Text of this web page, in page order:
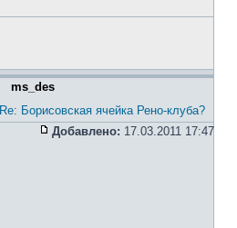
ms_des
Re: Борисовская ячейка Рено-клуба?
Добавлено: 17.03.2011 17:47